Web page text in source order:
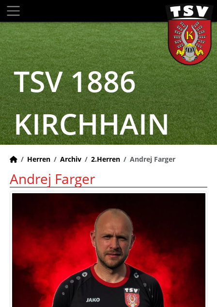
TSV 1886
KIRCHHAIN
Herren Archiv 2.Herren Andrej Farger
Andrej Farger